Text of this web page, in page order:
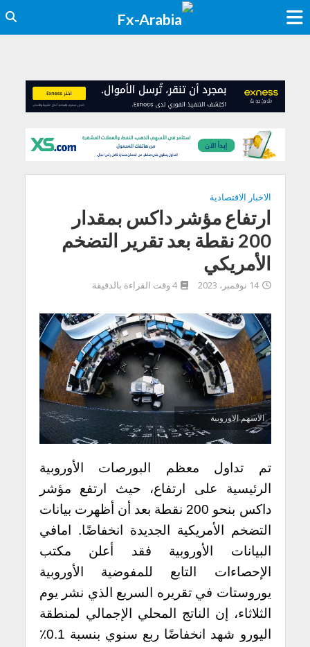
الاخبار الاقتصادية
ارتفاع مؤشر داكس بمقدار
200 نقطة بعد تقرير التضخم
الأمريكي
14 نوفمبر، 2023 4 وقت القراءة بالدقيقة
الاسهم الاوروبية
تم تداول معظم البورصات الأوروبية
الرئيسية على ارتفاع، حيث ارتفع مؤشر
داكس بنحو 200 نقطة بعد أن أظهرت بيانات
التضخم الأمريكية الجديدة انخفاضًا. امافي
البيانات الأوروبية فقد أعلن مكتب
الإحصاءات التابع للمفوضية الأوروبية
يوروستات في تقريره السريع الذي نشر يوم
الثلاثاء، إن الناتج المحلي الإجمالي لمنطقة
اليورو شهد انخفاضًا ربع سنوي بنسبة 0.1٪